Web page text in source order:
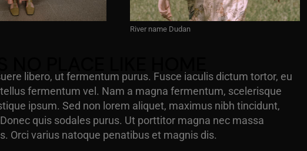
River name Dudan
libero, ut fermentum purus. Fusce iaculis dictum tortor, eu
fermentum vel. Nam a magna fermentum, scelerisque
ipsum. Sed non lorem aliquet, maximus nibh tincidunt,
quis sodales purus. Ut porttitor magna nec massa
Orci varius natoque penatibus et magnis dis.